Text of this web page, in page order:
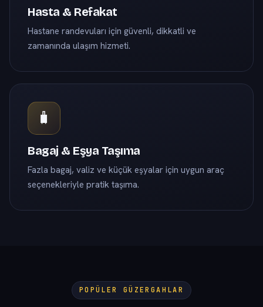
Hasta & Refakat
Hastane randevuları için güvenli, dikkatli ve
zamanında ulaşım hizmeti.
🧳
Bagaj & Eşya Taşıma
Fazla bagaj, valiz ve küçük eşyalar için uygun araç
seçenekleriyle pratik taşıma.
POPÜLER GÜZERGAHLAR